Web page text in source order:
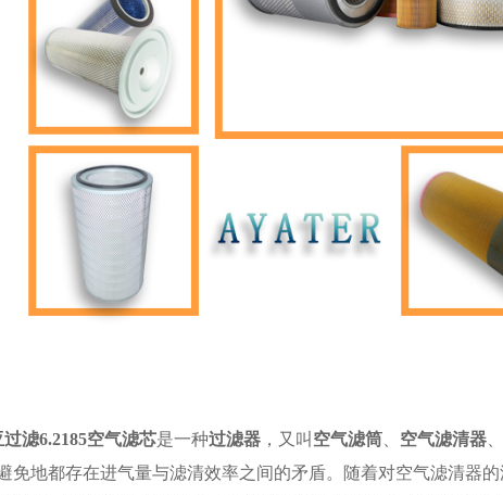
滤6.2185空气滤芯是一种过滤器 ，又叫 空气滤筒 空气滤清器
免地都存在进气量与滤清效率之间的矛盾。随着对空气滤清器